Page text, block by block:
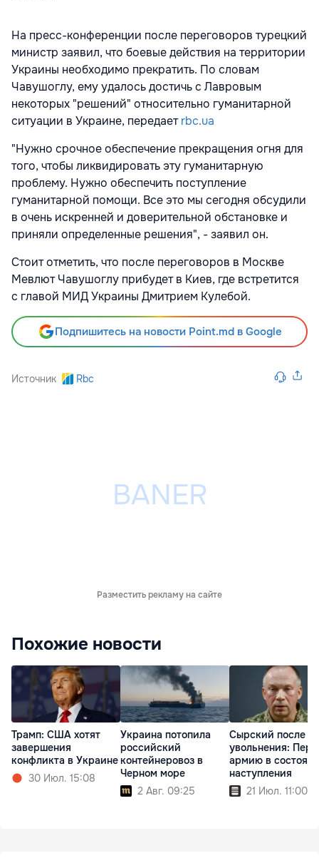
На пресс-конференции после переговоров турецкий
министр заявил, что боевые действия на территории
Украины необходимо прекратить. По словам
Чавушоглу, ему удалось достичь с Лавровым
некоторых "решений" относительно гуманитарной
ситуации в Украине, передаетrbc.ua
"Нужно срочное обеспечение прекращения огня для
того, чтобы ликвидировать эту гуманитарную
проблему. Нужно обеспечить поступление
гуманитарной помощи. Все это мы сегодня обсудили
в очень искренней и доверительной обстановке и
приняли определенные решения", - заявил он.
Стоит отметить, что после переговоров в Москве
Мевлют Чавушоглу прибудет в Киев, где встретится
с главой МИД Украины Дмитрием Кулебой.
Подпишитесь на новости Point.md в Google
Источник Rbc
Разместить рекламу на сайте
Похожие новости
Трамп: США хотят
завершения
конфликта в Украине
30 Июл. 15:08
Украина потопила
российский
контейнеровоз в
Черном море
2 Авг. 09:25
Сырский после
увольнения:
армию в
наступления
21 Июл. 11:00